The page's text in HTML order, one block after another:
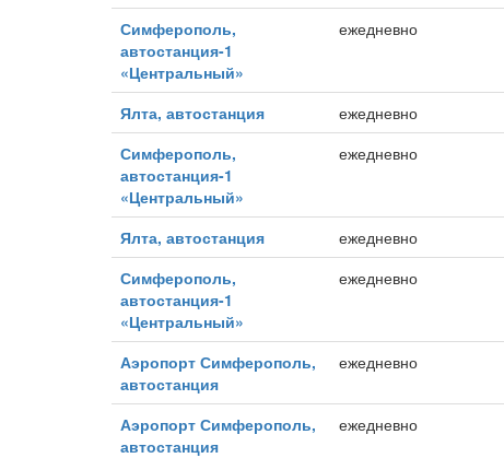
Симферополь,
автостанция-1
«Центральный»
ежедневно
Ялта, автостанция ежедневно
Симферополь,
автостанция-1
«Центральный»
ежедневно
Ялта, автостанция ежедневно
Симферополь,
автостанция-1
«Центральный»
ежедневно
Аэропорт Симферополь,
автостанция
ежедневно
Аэропорт Симферополь,
автостанция
ежедневно